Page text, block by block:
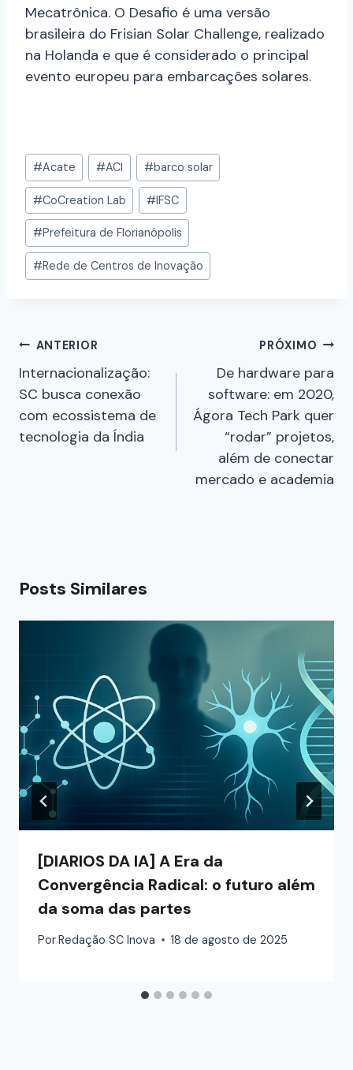
Mecatrônica. O Desafio é uma versão
brasileira do Frisian Solar Challenge, realizado
na Holanda e que é considerado o principal
evento europeu para embarcações solares.
#Acate #ACI #barco solar
#CoCreation Lab #IFSC
#Prefeitura de Florianópolis
#Rede de Centros de Inovação
ANTERIOR
Internacionalização:
SC busca conexão
com ecossistema de
tecnologia da Índia
PRÓXIMO
De hardware para
software: em 2020,
Ágora Tech Park quer
“rodar” projetos,
além de conectar
mercado e academia
Posts Similares
[DIARIOS DA IA] A Era da
Convergência Radical: o futuro além
da soma das partes
PorRedação SC Inova 18 de agosto de 2025